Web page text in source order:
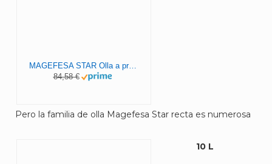
MAGEFESA STAR Olla a presión rápida, fácil uso, acero inoxidable 18/10, apta para inducción RECTA 8L
84,58 €
Pero la familia de olla Magefesa Star recta es numerosa
10 L